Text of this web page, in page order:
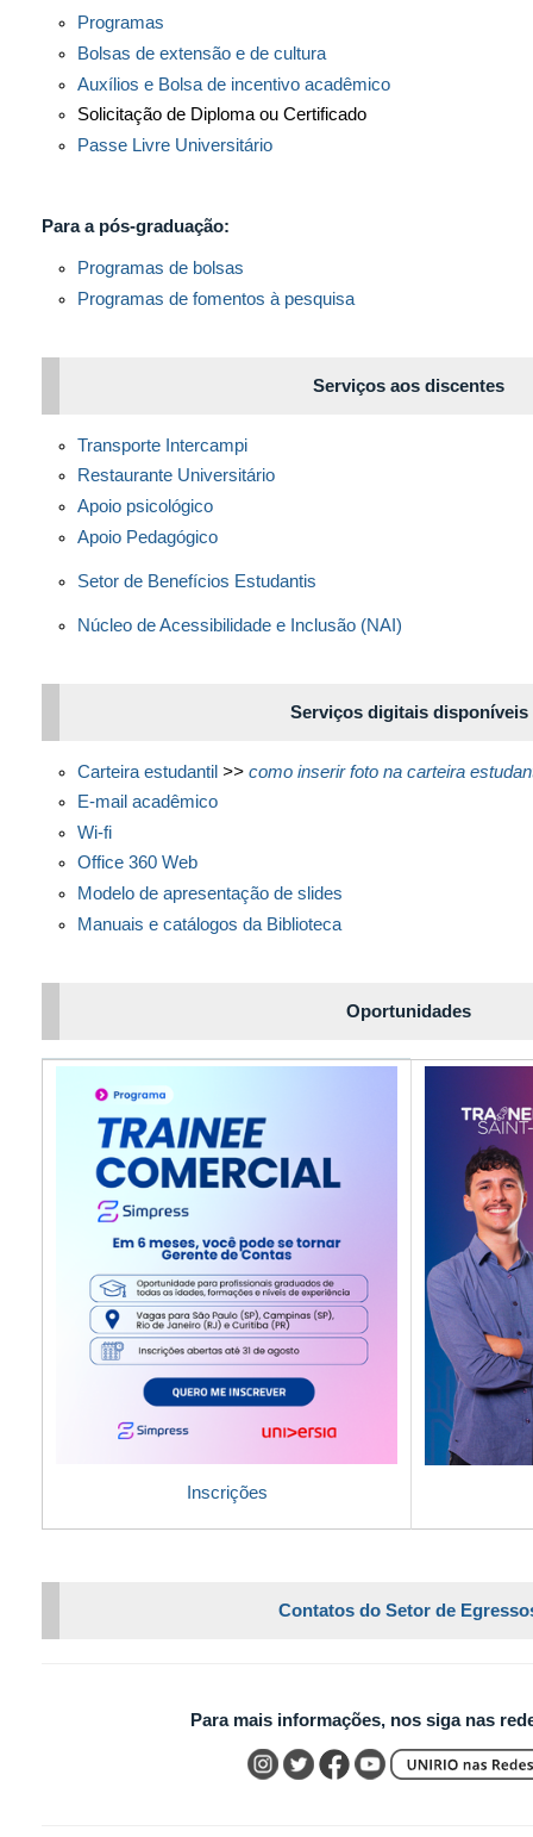
Programas
Bolsas de extensão e de cultura
Auxílios e Bolsa de incentivo acadêmico
Solicitação de Diploma ou Certificado
Passe Livre Universitário
Para a pós-graduação:
Programas de bolsas
Programas de fomentos à pesquisa
Serviços aos discentes
Transporte Intercampi
Restaurante Universitário
Apoio psicológico
Apoio Pedagógico
Setor de Benefícios Estudantis
Núcleo de Acessibilidade e Inclusão (NAI)
Serviços digitais disponíveis
Carteira estudantil >>como inserir foto na carteira
E-mail acadêmico
Wi-fi
Office 360 Web
Modelo de apresentação de slides
Manuais e catálogos da Biblioteca
Oportunidades
Inscrições
Contatos do Setor de
Para mais informações, nos siga nas